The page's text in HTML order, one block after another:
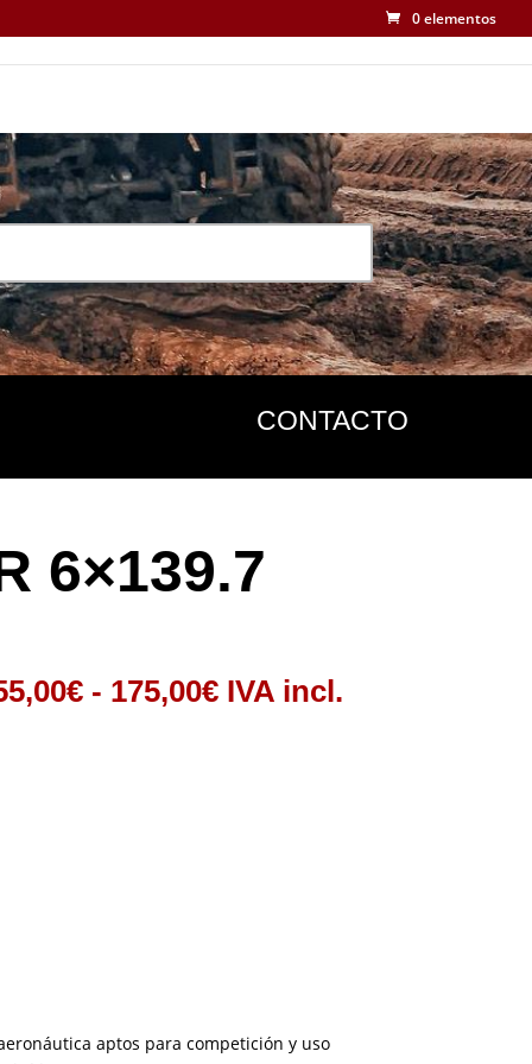
0 elementos
CONTACTO
6×139.7
€ - 175,00€Rango
IVA incl.
aptos para competición y uso